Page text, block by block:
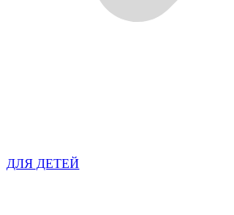
ДЛЯ ДЕТЕЙ